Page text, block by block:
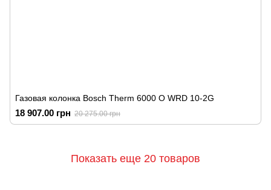
Газовая колонка Bosch Therm 6000 O WRD 10-2G
18 907.00 грн 20 275.00 грн
Показать еще 20 товаров